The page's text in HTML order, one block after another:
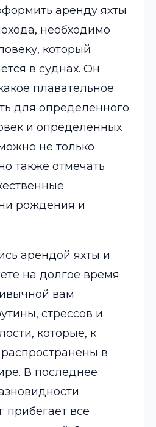
аренду яхты
необходимо
который
в суднах. Он
плавательное
для определенного
и определенных
не только
также отмечать
рождения и
арендой яхты и
на долгое время
вам
стрессов и
которые, к
в
В последнее
прибегает все